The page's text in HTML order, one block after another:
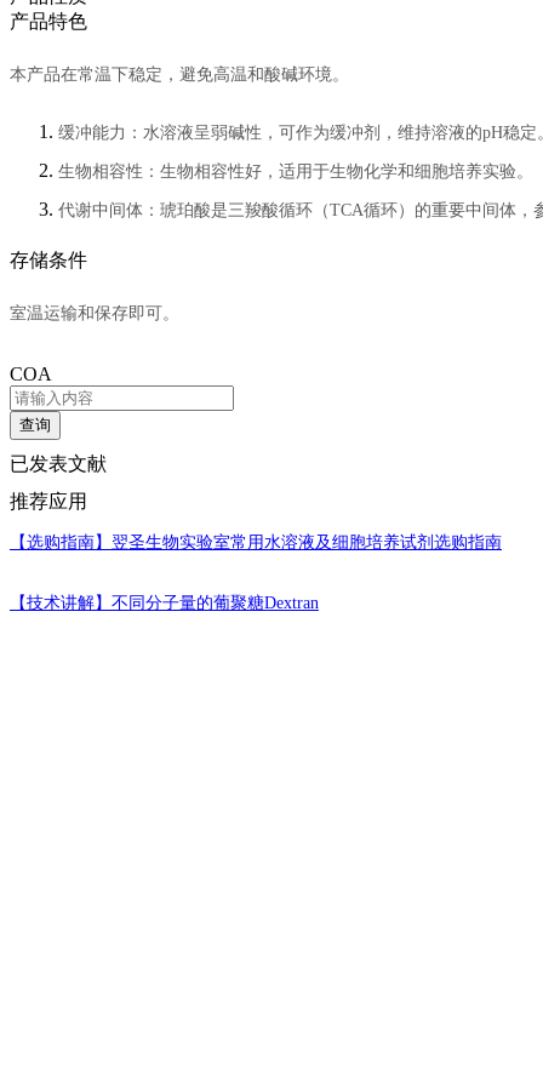
产品特色
本产品在常温下稳定，避免高温和酸碱环境。
缓冲能力：水溶液呈弱碱性，可作为缓冲剂，维持溶液的pH稳定
生物相容性：生物相容性好，适用于生物化学和细胞培养实验。
代谢中间体：琥珀酸是三羧酸循环（TCA循环）的重要中间体，
存储条件
室温运输和保存即可。
COA
查询
已发表文献
推荐应用
【选购指南】 翌圣生物实验室常用水溶液及细胞培养试剂选购指南
【技术讲解】 不同分子量的葡聚糖Dextran